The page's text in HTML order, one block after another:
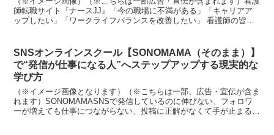
師転職サイト『ナースJJ』「今の職場に不満がある」「キャリアア
ップしたい」「ワークライフバランスを改善したい」 看護師の皆
SNSオンラインスクール【SONOMAMA（そのまま）】
で“発信が仕事になる人”へステップアップする現実的な
学び方
（※イメージ画像となります）（※こちらは一部、広告・宣伝が含ま
れます）SONOMAMASNSで発信しているのに伸びない、フォロワ
ーが増えても仕事につながらない、投稿に正解がなくて手が止まる。